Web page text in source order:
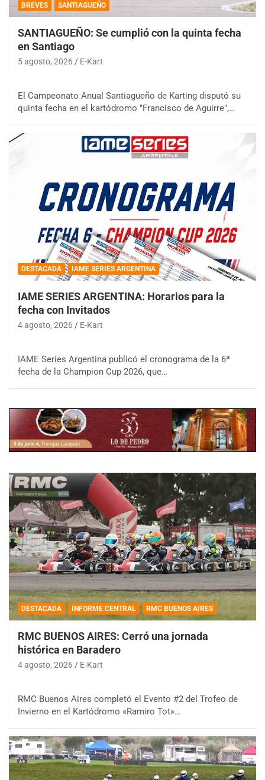
BREVES SANTIAGUEÑO
SANTIAGUEÑO: Se cumplió con la quinta fecha
en Santiago
5 agosto, 2026 E-Kart
El Campeonato Anual Santiagueño de Karting disputó su
quinta fecha en el kartódromo "Francisco de Aguirre",…
DESTACADA IAME SERIES ARGENTINA
IAME SERIES ARGENTINA: Horarios para la
fecha con Invitados
4 agosto, 2026 E-Kart
IAME Series Argentina publicó el cronograma de la 6ª
fecha de la Champion Cup 2026, que…
DESTACADA INFORME CENTRAL RMC BUENOS AIRES
RMC BUENOS AIRES: Cerró una jornada
histórica en Baradero
4 agosto, 2026 E-Kart
RMC Buenos Aires completó el Evento #2 del Trofeo de
Invierno en el Kartódromo «Ramiro Tot»…